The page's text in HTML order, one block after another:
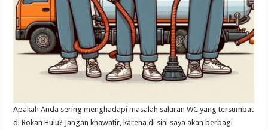
Apakah Anda sering menghadapi masalah saluran WC yang tersumbat
di Rokan Hulu? Jangan khawatir, karena di sini saya akan berbagi